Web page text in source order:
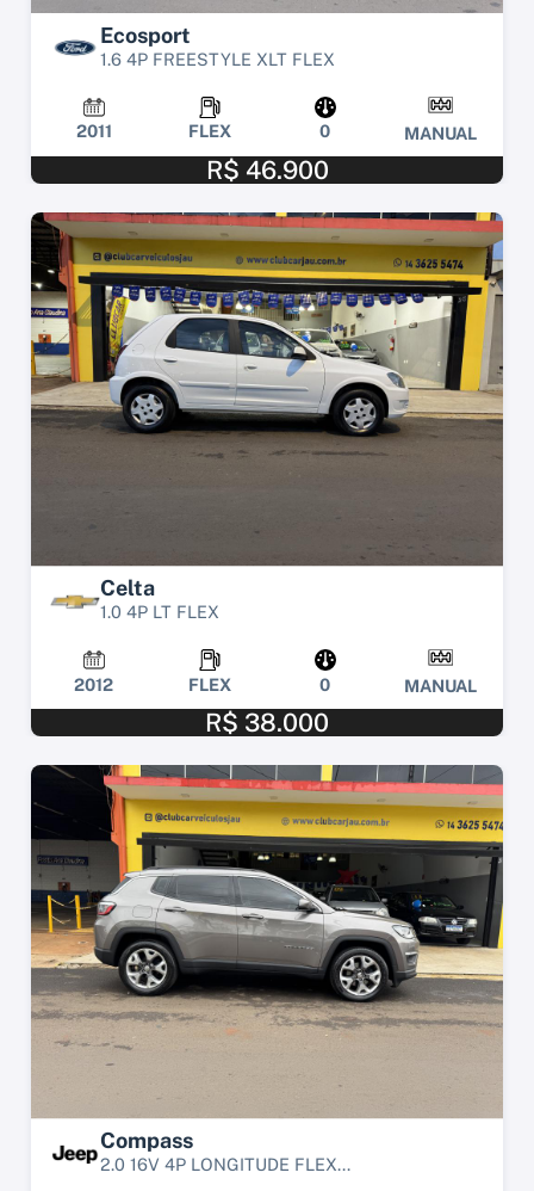
Ecosport
1.6 4P FREESTYLE XLT FLEX
2011 FLEX 0 MANUAL
R$ 46.900
Celta
1.0 4P LT FLEX
2012 FLEX 0 MANUAL
R$ 38.000
Compass
2.0 16V 4P LONGITUDE FLEX...